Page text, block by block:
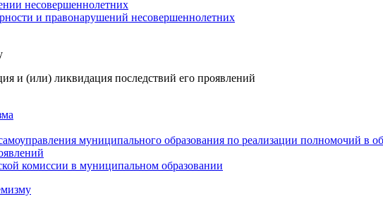
несовершеннолетних
и правонарушений несовершеннолетних
и (или) ликвидация последствий его проявлений
муниципального образования по реализации полномочий
комиссии в муниципальном образовании